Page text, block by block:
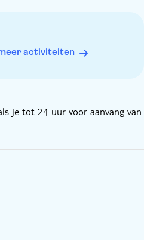
activiteiten
je tot 24 uur voor aanvang van